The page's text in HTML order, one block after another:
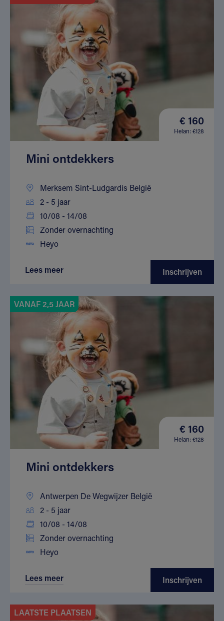
€ 160
Helan: €128
Mini ontdekkers
Merksem Sint-Ludgardis België
2 - 5 jaar
10/08 - 14/08
Zonder overnachting
Heyo
Lees meer Inschrijven
VANAF 2,5 JAAR
€ 160
Helan: €128
Mini ontdekkers
Antwerpen De Wegwijzer België
2 - 5 jaar
10/08 - 14/08
Zonder overnachting
Heyo
Lees meer Inschrijven
LAATSTE PLAATSEN